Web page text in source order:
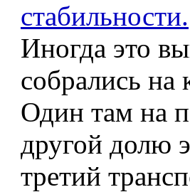
стабильности.
Иногда это
собрались на
Один там на
другой долю
третий